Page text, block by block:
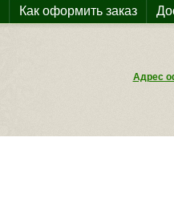
Как оформить заказ
Адрес